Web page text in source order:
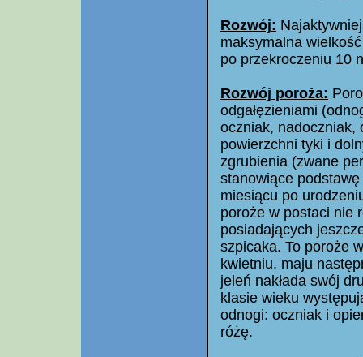
Rozwój:
maksymalna
po przekroczeniu 10
Rozwój poroża:
odgałęzieniami
oczniak, nadoczniak,
powierzchni tyki i
zgrubienia (zwane
stanowiące
miesiącu po
poroże w postaci nie
posiadających
szpicaka. To poroże
kwietniu, maju
jeleń nakłada swój
klasie wieku
odnogi: oczniak i
różę.